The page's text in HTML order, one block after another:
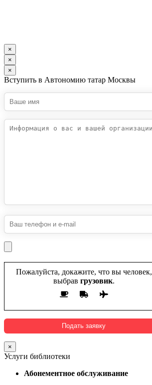
×
×
×
Вступить в Автономию татар Москвы
Пожалуйста, докажите, что вы человек,
выбрав грузовик.
×
Услуги библиотеки
Абонементное обслуживание